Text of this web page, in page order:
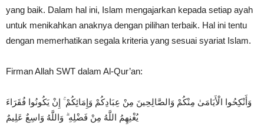
yang baik. Dalam hal ini, Islam mengajarkan kepada setiap ayah
untuk menikahkan anaknya dengan pilihan terbaik. Hal ini tentu
dengan memerhatikan segala kriteria yang sesuai syariat Islam.
Firman Allah SWT dalam Al-Qur’an:
وَأَنْكِحُوا الْأَيَامَىٰ مِنْكُمْ وَالصَّالِحِينَ مِنْ عِبَادِكُمْ وَإِمَائِكُمْ ۚ إِنْ يَكُونُوا فُقَرَاءَ
يُغْنِهِمُ اللَّهُ مِنْ فَضْلِهِ ۗ وَاللَّهُ وَاسِعٌ عَلِيمٌ